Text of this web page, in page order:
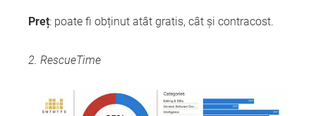
Preț: poate fi obținut atât gratis, cât și contracost.
2. RescueTime